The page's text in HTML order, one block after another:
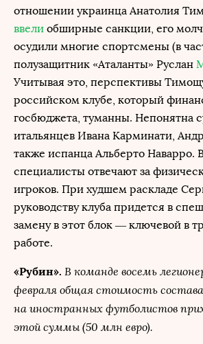
отношении украинца Анатолия
ввели обширные санкции, его
осудили многие спортсмены (в
полузащитник «Аталанты» Руслан
Учитывая это, перспективы
российском клубе, который
госбюджета, туманны. Непонятна
итальянцев Ивана Карминати,
также испанца Альберто Наварро.
специалисты отвечают за
игроков. При худшем раскладе
руководству клуба придется в
замену в этот блок — ключевой в
работе.
«Рубин». В команде восемь
февраля общая стоимость
на иностранных футболистов
этой суммы (50 млн евро).